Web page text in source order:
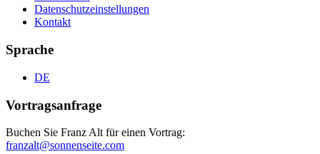
Datenschutzeinstellungen
Kontakt
Sprache
DE
Vortragsanfrage
Buchen Sie Franz Alt für einen Vortrag:
franzalt@sonnenseite.com